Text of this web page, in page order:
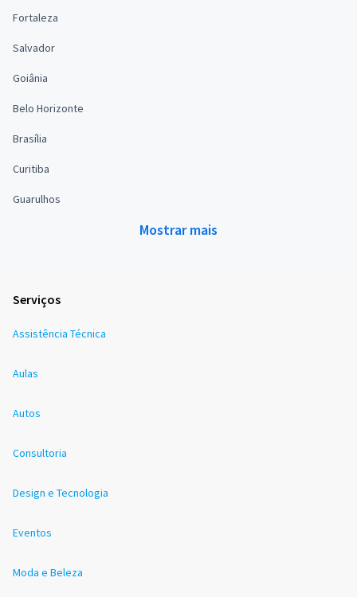
Fortaleza
Salvador
Goiânia
Belo Horizonte
Brasília
Curitiba
Guarulhos
Mostrar mais
Serviços
Assistência Técnica
Aulas
Autos
Consultoria
Design e Tecnologia
Eventos
Moda e Beleza